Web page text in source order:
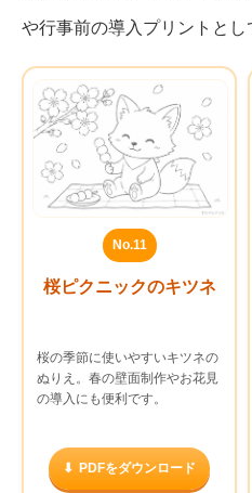
や行事前の導入プリントとし
No.11
桜ピクニックのキツネ
桜の季節に使いやすいキツネの
ぬりえ。春の壁面制作やお花見
の導入にも便利です。
PDFをダウンロード